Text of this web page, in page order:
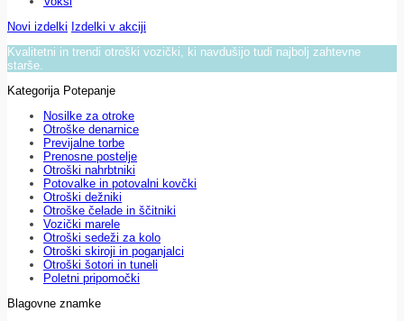
Novi izdelki Izdelki v akciji
Kvalitetni in trendi otroški vozički, ki navdušijo tudi najbolj zahtevne
starše.
Kategorija Potepanje
Nosilke za otroke
Otroške denarnice
Previjalne torbe
Prenosne postelje
Otroški nahrbtniki
Potovalke in potovalni kovčki
Otroški dežniki
Otroške čelade in ščitniki
Vozički marele
Otroški sedeži za kolo
Otroški skiroji in poganjalci
Otroški šotori in tuneli
Poletni pripomočki
Blagovne znamke